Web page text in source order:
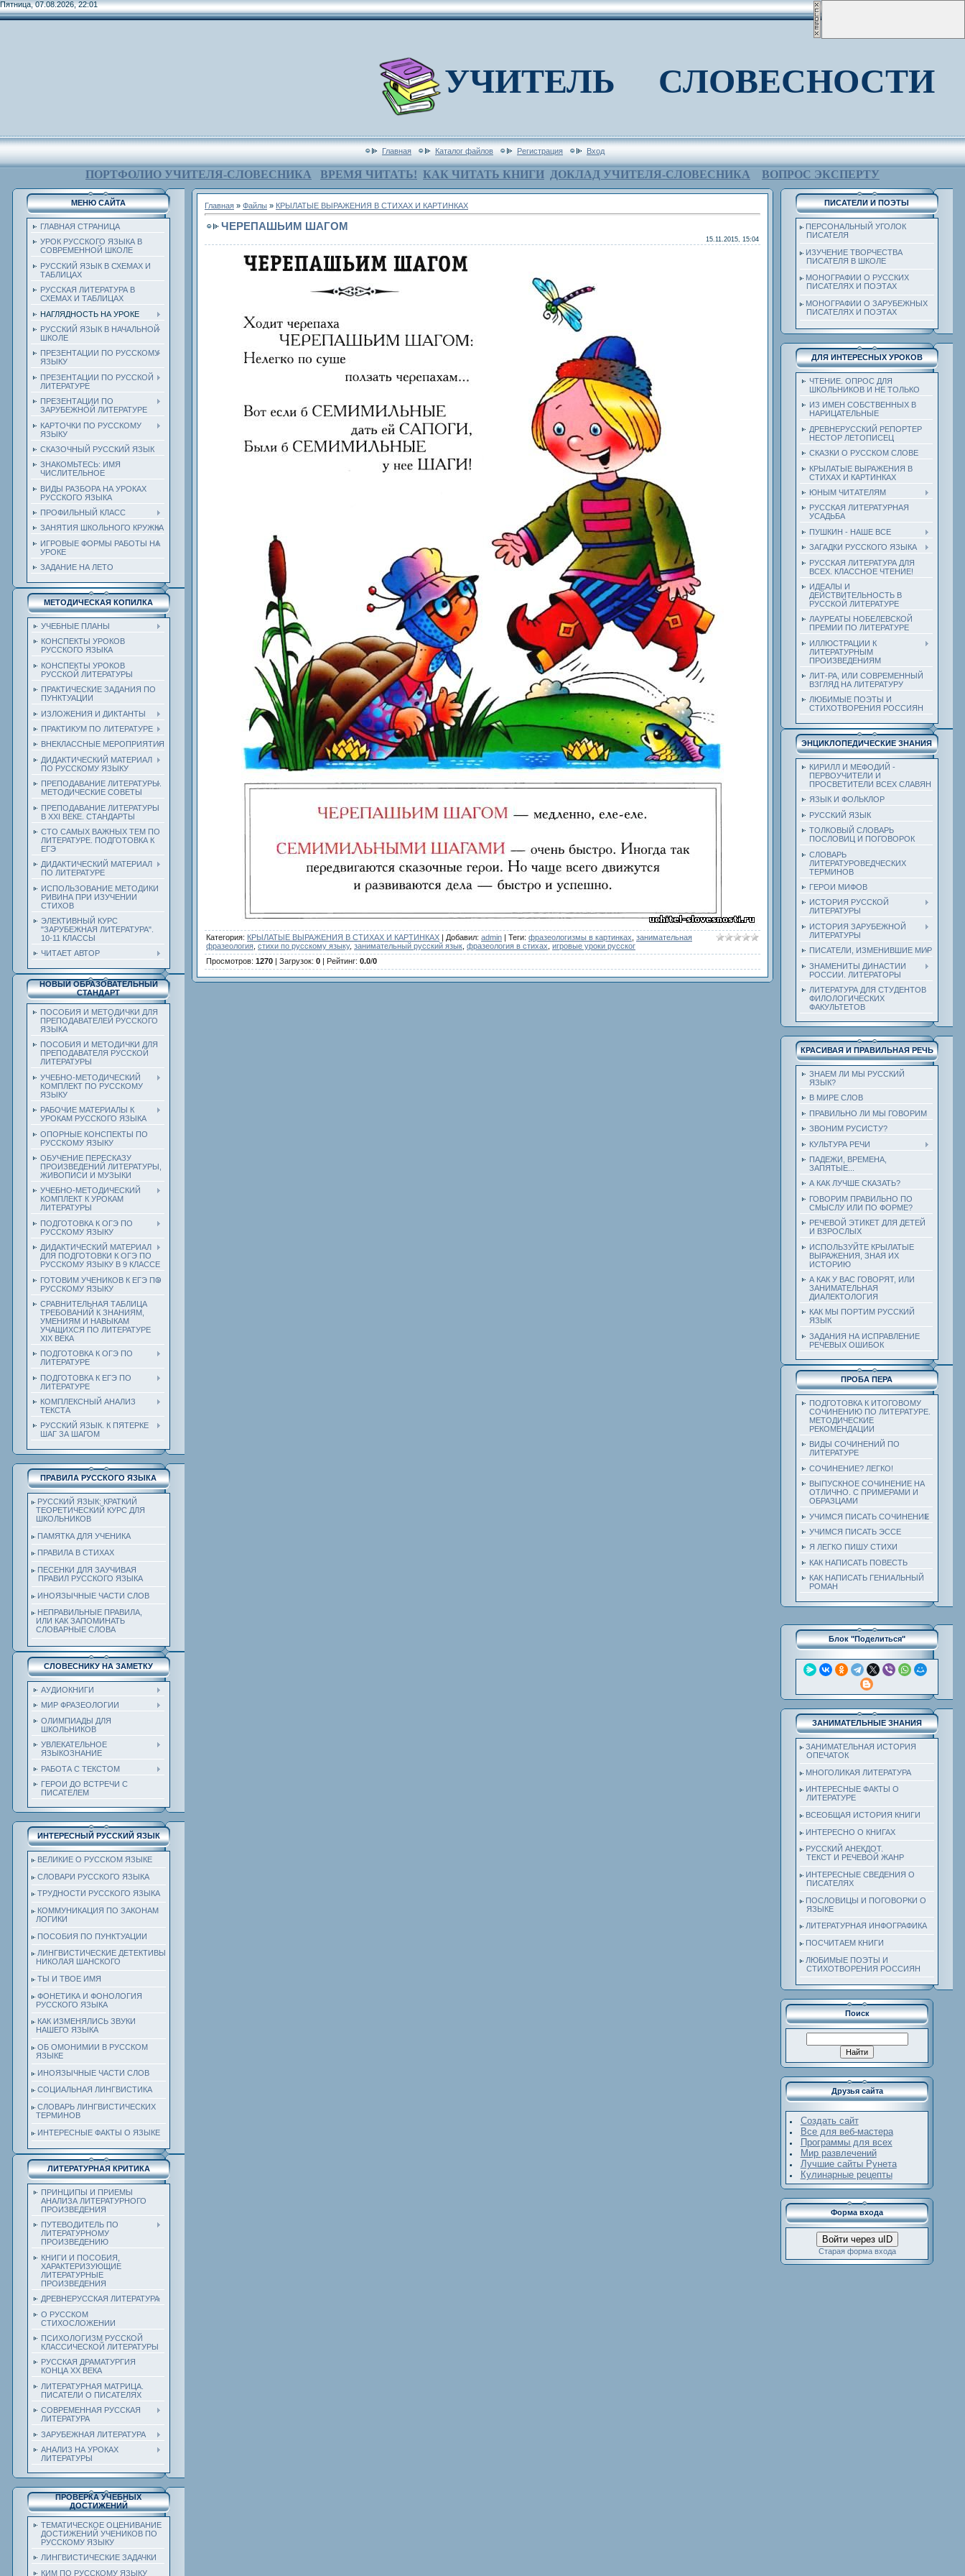
Пятница, 07.08.2026, 22:01
УЧИТЕЛЬ СЛОВЕСНОСТИ
Главная Каталог файлов Регистрация Вход
ПОРТФОЛИО УЧИТЕЛЯ-СЛОВЕСНИКА ВРЕМЯ ЧИТАТЬ! КАК ЧИТАТЬ КНИГИ ДОКЛАД УЧИТЕЛЯ-СЛОВЕСНИКА ВОПРОС ЭКСПЕРТУ
МЕНЮ САЙТА
ГЛАВНАЯ СТРАНИЦА
УРОК РУССКОГО ЯЗЫКА В
СОВРЕМЕННОЙ ШКОЛЕ
РУССКИЙ ЯЗЫК В СХЕМАХ И
ТАБЛИЦАХ
РУССКАЯ ЛИТЕРАТУРА В
СХЕМАХ И ТАБЛИЦАХ
НАГЛЯДНОСТЬ НА УРОКЕ
РУССКИЙ ЯЗЫК В НАЧАЛЬНОЙ
ШКОЛЕ
ПРЕЗЕНТАЦИИ ПО РУССКОМУ
ЯЗЫКУ
ПРЕЗЕНТАЦИИ ПО РУССКОЙ
ЛИТЕРАТУРЕ
ПРЕЗЕНТАЦИИ ПО
ЗАРУБЕЖНОЙ ЛИТЕРАТУРЕ
КАРТОЧКИ ПО РУССКОМУ
ЯЗЫКУ
СКАЗОЧНЫЙ РУССКИЙ ЯЗЫК
ЗНАКОМЬТЕСЬ: ИМЯ
ЧИСЛИТЕЛЬНОЕ
ВИДЫ РАЗБОРА НА УРОКАХ
РУССКОГО ЯЗЫКА
ПРОФИЛЬНЫЙ КЛАСС
ЗАНЯТИЯ ШКОЛЬНОГО КРУЖКА
ИГРОВЫЕ ФОРМЫ РАБОТЫ НА
УРОКЕ
ЗАДАНИЕ НА ЛЕТО
МЕТОДИЧЕСКАЯ КОПИЛКА
УЧЕБНЫЕ ПЛАНЫ
КОНСПЕКТЫ УРОКОВ
РУССКОГО ЯЗЫКА
КОНСПЕКТЫ УРОКОВ
РУССКОЙ ЛИТЕРАТУРЫ
ПРАКТИЧЕСКИЕ ЗАДАНИЯ ПО
ПУНКТУАЦИИ
ИЗЛОЖЕНИЯ И ДИКТАНТЫ
ПРАКТИКУМ ПО ЛИТЕРАТУРЕ
ВНЕКЛАССНЫЕ МЕРОПРИЯТИЯ
ДИДАКТИЧЕСКИЙ МАТЕРИАЛ
ПО РУССКОМУ ЯЗЫКУ
ПРЕПОДАВАНИЕ ЛИТЕРАТУРЫ.
МЕТОДИЧЕСКИЕ СОВЕТЫ
ПРЕПОДАВАНИЕ ЛИТЕРАТУРЫ
В XXI ВЕКЕ. СТАНДАРТЫ
СТО САМЫХ ВАЖНЫХ ТЕМ ПО
ЛИТЕРАТУРЕ. ПОДГОТОВКА К
ЕГЭ
ДИДАКТИЧЕСКИЙ МАТЕРИАЛ
ПО ЛИТЕРАТУРЕ
ИСПОЛЬЗОВАНИЕ МЕТОДИКИ
РИВИНА ПРИ ИЗУЧЕНИИ
СТИХОВ
ЭЛЕКТИВНЫЙ КУРС
"ЗАРУБЕЖНАЯ ЛИТЕРАТУРА".
10-11 КЛАССЫ
ЧИТАЕТ АВТОР
НОВЫЙ ОБРАЗОВАТЕЛЬНЫЙ
СТАНДАРТ
ПОСОБИЯ И МЕТОДИЧКИ ДЛЯ
ПРЕПОДАВАТЕЛЕЙ РУССКОГО
ЯЗЫКА
ПОСОБИЯ И МЕТОДИЧКИ ДЛЯ
ПРЕПОДАВАТЕЛЯ РУССКОЙ
ЛИТЕРАТУРЫ
УЧЕБНО-МЕТОДИЧЕСКИЙ
КОМПЛЕКТ ПО РУССКОМУ
ЯЗЫКУ
РАБОЧИЕ МАТЕРИАЛЫ К
УРОКАМ РУССКОГО ЯЗЫКА
ОПОРНЫЕ КОНСПЕКТЫ ПО
РУССКОМУ ЯЗЫКУ
ОБУЧЕНИЕ ПЕРЕСКАЗУ
ПРОИЗВЕДЕНИЙ ЛИТЕРАТУРЫ,
ЖИВОПИСИ И МУЗЫКИ
УЧЕБНО-МЕТОДИЧЕСКИЙ
КОМПЛЕКТ К УРОКАМ
ЛИТЕРАТУРЫ
ПОДГОТОВКА К ОГЭ ПО
РУССКОМУ ЯЗЫКУ
ДИДАКТИЧЕСКИЙ МАТЕРИАЛ
ДЛЯ ПОДГОТОВКИ К ОГЭ ПО
РУССКОМУ ЯЗЫКУ В 9 КЛАССЕ
ГОТОВИМ УЧЕНИКОВ К ЕГЭ ПО
РУССКОМУ ЯЗЫКУ
СРАВНИТЕЛЬНАЯ ТАБЛИЦА
ТРЕБОВАНИЙ К ЗНАНИЯМ,
УМЕНИЯМ И НАВЫКАМ
УЧАЩИХСЯ ПО ЛИТЕРАТУРЕ
ХIХ ВЕКА
ПОДГОТОВКА К ОГЭ ПО
ЛИТЕРАТУРЕ
ПОДГОТОВКА К ЕГЭ ПО
ЛИТЕРАТУРЕ
КОМПЛЕКСНЫЙ АНАЛИЗ
ТЕКСТА
РУССКИЙ ЯЗЫК. К ПЯТЕРКЕ
ШАГ ЗА ШАГОМ
ПРАВИЛА РУССКОГО ЯЗЫКА
РУССКИЙ ЯЗЫК: КРАТКИЙ
ТЕОРЕТИЧЕСКИЙ КУРС ДЛЯ
ШКОЛЬНИКОВ
ПАМЯТКА ДЛЯ УЧЕНИКА
ПРАВИЛА В СТИХАХ
ПЕСЕНКИ ДЛЯ ЗАУЧИВАЯ
ПРАВИЛ РУССКОГО ЯЗЫКА
ИНОЯЗЫЧНЫЕ ЧАСТИ СЛОВ
НЕПРАВИЛЬНЫЕ ПРАВИЛА,
ИЛИ КАК ЗАПОМИНАТЬ
СЛОВАРНЫЕ СЛОВА
СЛОВЕСНИКУ НА ЗАМЕТКУ
АУДИОКНИГИ
МИР ФРАЗЕОЛОГИИ
ОЛИМПИАДЫ ДЛЯ
ШКОЛЬНИКОВ
УВЛЕКАТЕЛЬНОЕ
ЯЗЫКОЗНАНИЕ
РАБОТА С ТЕКСТОМ
ГЕРОИ ДО ВСТРЕЧИ С
ПИСАТЕЛЕМ
ИНТЕРЕСНЫЙ РУССКИЙ ЯЗЫК
ВЕЛИКИЕ О РУССКОМ ЯЗЫКЕ
СЛОВАРИ РУССКОГО ЯЗЫКА
ТРУДНОСТИ РУССКОГО ЯЗЫКА
КОММУНИКАЦИЯ ПО ЗАКОНАМ
ЛОГИКИ
ПОСОБИЯ ПО ПУНКТУАЦИИ
ЛИНГВИСТИЧЕСКИЕ ДЕТЕКТИВЫ
НИКОЛАЯ ШАНСКОГО
ТЫ И ТВОЕ ИМЯ
ФОНЕТИКА И ФОНОЛОГИЯ
РУССКОГО ЯЗЫКА
КАК ИЗМЕНЯЛИСЬ ЗВУКИ
НАШЕГО ЯЗЫКА
ОБ ОМОНИМИИ В РУССКОМ
ЯЗЫКЕ
ИНОЯЗЫЧНЫЕ ЧАСТИ СЛОВ
СОЦИАЛЬНАЯ ЛИНГВИСТИКА
СЛОВАРЬ ЛИНГВИСТИЧЕСКИХ
ТЕРМИНОВ
ИНТЕРЕСНЫЕ ФАКТЫ О ЯЗЫКЕ
ЛИТЕРАТУРНАЯ КРИТИКА
ПРИНЦИПЫ И ПРИЕМЫ
АНАЛИЗА ЛИТЕРАТУРНОГО
ПРОИЗВЕДЕНИЯ
ПУТЕВОДИТЕЛЬ ПО
ЛИТЕРАТУРНОМУ
ПРОИЗВЕДЕНИЮ
КНИГИ И ПОСОБИЯ,
ХАРАКТЕРИЗУЮЩИЕ
ЛИТЕРАТУРНЫЕ
ПРОИЗВЕДЕНИЯ
ДРЕВНЕРУССКАЯ ЛИТЕРАТУРА
О РУССКОМ
СТИХОСЛОЖЕНИИ
ПСИХОЛОГИЗМ РУССКОЙ
КЛАССИЧЕСКОЙ ЛИТЕРАТУРЫ
РУССКАЯ ДРАМАТУРГИЯ
КОНЦА ХХ ВЕКА
ЛИТЕРАТУРНАЯ МАТРИЦА.
ПИСАТЕЛИ О ПИСАТЕЛЯХ
СОВРЕМЕННАЯ РУССКАЯ
ЛИТЕРАТУРА
ЗАРУБЕЖНАЯ ЛИТЕРАТУРА
АНАЛИЗ НА УРОКАХ
ЛИТЕРАТУРЫ
ПРОВЕРКА УЧЕБНЫХ
ДОСТИЖЕНИЙ
ТЕМАТИЧЕСКОЕ ОЦЕНИВАНИЕ
ДОСТИЖЕНИЙ УЧЕНИКОВ ПО
РУССКОМУ ЯЗЫКУ
ЛИНГВИСТИЧЕСКИЕ ЗАДАЧКИ
КИМ ПО РУССКОМУ ЯЗЫКУ
Главная » Файлы » КРЫЛАТЫЕ ВЫРАЖЕНИЯ В СТИХАХ И КАРТИНКАХ
ЧЕРЕПАШЬИМ ШАГОМ
15.11.2015, 15:04
Категория: КРЫЛАТЫЕ ВЫРАЖЕНИЯ В СТИХАХ И КАРТИНКАХ | Добавил: admin | Теги: фразеологизмы в картинках занимательная
фразеология стихи по русскому языку, занимательный русский язык фразеология в стихах игровые уроки русског
Просмотров: 1270 | Загрузок: 0 | Рейтинг: 0.0/0
ПИСАТЕЛИ И ПОЭТЫ
ПЕРСОНАЛЬНЫЙ УГОЛОК
ПИСАТЕЛЯ
ИЗУЧЕНИЕ ТВОРЧЕСТВА
ПИСАТЕЛЯ В ШКОЛЕ
МОНОГРАФИИ О РУССКИХ
ПИСАТЕЛЯХ И ПОЭТАХ
МОНОГРАФИИ О ЗАРУБЕЖНЫХ
ПИСАТЕЛЯХ И ПОЭТАХ
ДЛЯ ИНТЕРЕСНЫХ УРОКОВ
ЧТЕНИЕ. ОПРОС ДЛЯ
ШКОЛЬНИКОВ И НЕ ТОЛЬКО
ИЗ ИМЕН СОБСТВЕННЫХ В
НАРИЦАТЕЛЬНЫЕ
ДРЕВНЕРУССКИЙ РЕПОРТЕР
НЕСТОР ЛЕТОПИСЕЦ
СКАЗКИ О РУССКОМ СЛОВЕ
КРЫЛАТЫЕ ВЫРАЖЕНИЯ В
СТИХАХ И КАРТИНКАХ
ЮНЫМ ЧИТАТЕЛЯМ
РУССКАЯ ЛИТЕРАТУРНАЯ
УСАДЬБА
ПУШКИН - НАШЕ ВСЕ
ЗАГАДКИ РУССКОГО ЯЗЫКА
РУССКАЯ ЛИТЕРАТУРА ДЛЯ
ВСЕХ. КЛАССНОЕ ЧТЕНИЕ!
ИДЕАЛЫ И
ДЕЙСТВИТЕЛЬНОСТЬ В
РУССКОЙ ЛИТЕРАТУРЕ
ЛАУРЕАТЫ НОБЕЛЕВСКОЙ
ПРЕМИИ ПО ЛИТЕРАТУРЕ
ИЛЛЮСТРАЦИИ К
ЛИТЕРАТУРНЫМ
ПРОИЗВЕДЕНИЯМ
ЛИТ-РА, ИЛИ СОВРЕМЕННЫЙ
ВЗГЛЯД НА ЛИТЕРАТУРУ
ЛЮБИМЫЕ ПОЭТЫ И
СТИХОТВОРЕНИЯ РОССИЯН
ЭНЦИКЛОПЕДИЧЕСКИЕ ЗНАНИЯ
КИРИЛЛ И МЕФОДИЙ -
ПЕРВОУЧИТЕЛИ И
ПРОСВЕТИТЕЛИ ВСЕХ СЛАВЯН
ЯЗЫК И ФОЛЬКЛОР
РУССКИЙ ЯЗЫК
ТОЛКОВЫЙ СЛОВАРЬ
ПОСЛОВИЦ И ПОГОВОРОК
СЛОВАРЬ
ЛИТЕРАТУРОВЕДЧЕСКИХ
ТЕРМИНОВ
ГЕРОИ МИФОВ
ИСТОРИЯ РУССКОЙ
ЛИТЕРАТУРЫ
ИСТОРИЯ ЗАРУБЕЖНОЙ
ЛИТЕРАТУРЫ
ПИСАТЕЛИ, ИЗМЕНИВШИЕ МИР
ЗНАМЕНИТЫ ДИНАСТИИ
РОССИИ. ЛИТЕРАТОРЫ
ЛИТЕРАТУРА ДЛЯ СТУДЕНТОВ
ФИЛОЛОГИЧЕСКИХ
ФАКУЛЬТЕТОВ
КРАСИВАЯ И ПРАВИЛЬНАЯ РЕЧЬ
ЗНАЕМ ЛИ МЫ РУССКИЙ
ЯЗЫК?
В МИРЕ СЛОВ
ПРАВИЛЬНО ЛИ МЫ ГОВОРИМ
ЗВОНИМ РУСИСТУ?
КУЛЬТУРА РЕЧИ
ПАДЕЖИ, ВРЕМЕНА,
ЗАПЯТЫЕ...
А КАК ЛУЧШЕ СКАЗАТЬ?
ГОВОРИМ ПРАВИЛЬНО ПО
СМЫСЛУ ИЛИ ПО ФОРМЕ?
РЕЧЕВОЙ ЭТИКЕТ ДЛЯ ДЕТЕЙ
И ВЗРОСЛЫХ
ИСПОЛЬЗУЙТЕ КРЫЛАТЫЕ
ВЫРАЖЕНИЯ, ЗНАЯ ИХ
ИСТОРИЮ
А КАК У ВАС ГОВОРЯТ, ИЛИ
ЗАНИМАТЕЛЬНАЯ
ДИАЛЕКТОЛОГИЯ
КАК МЫ ПОРТИМ РУССКИЙ
ЯЗЫК
ЗАДАНИЯ НА ИСПРАВЛЕНИЕ
РЕЧЕВЫХ ОШИБОК
ПРОБА ПЕРА
ПОДГОТОВКА К ИТОГОВОМУ
СОЧИНЕНИЮ ПО ЛИТЕРАТУРЕ.
МЕТОДИЧЕСКИЕ
РЕКОМЕНДАЦИИ
ВИДЫ СОЧИНЕНИЙ ПО
ЛИТЕРАТУРЕ
СОЧИНЕНИЕ? ЛЕГКО!
ВЫПУСКНОЕ СОЧИНЕНИЕ НА
ОТЛИЧНО. С ПРИМЕРАМИ И
ОБРАЗЦАМИ
УЧИМСЯ ПИСАТЬ СОЧИНЕНИЕ
УЧИМСЯ ПИСАТЬ ЭССЕ
Я ЛЕГКО ПИШУ СТИХИ
КАК НАПИСАТЬ ПОВЕСТЬ
КАК НАПИСАТЬ ГЕНИАЛЬНЫЙ
РОМАН
Блок "Поделиться"
ЗАНИМАТЕЛЬНЫЕ ЗНАНИЯ
ЗАНИМАТЕЛЬНАЯ ИСТОРИЯ
ОПЕЧАТОК
МНОГОЛИКАЯ ЛИТЕРАТУРА
ИНТЕРЕСНЫЕ ФАКТЫ О
ЛИТЕРАТУРЕ
ВСЕОБЩАЯ ИСТОРИЯ КНИГИ
ИНТЕРЕСНО О КНИГАХ
РУССКИЙ АНЕКДОТ.
ТЕКСТ И РЕЧЕВОЙ ЖАНР
ИНТЕРЕСНЫЕ СВЕДЕНИЯ О
ПИСАТЕЛЯХ
ПОСЛОВИЦЫ И ПОГОВОРКИ О
ЯЗЫКЕ
ЛИТЕРАТУРНАЯ ИНФОГРАФИКА
ПОСЧИТАЕМ КНИГИ
ЛЮБИМЫЕ ПОЭТЫ И
СТИХОТВОРЕНИЯ РОССИЯН
Поиск
Друзья сайта
Создать сайт
Все для веб-мастера
Программы для всех
Мир развлечений
Лучшие сайты Рунета
Кулинарные рецепты
Форма входа
Войти через uID
Старая форма входа